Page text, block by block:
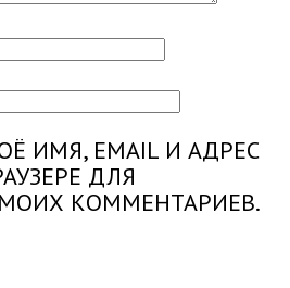
ИМЯ, EMAIL И АДРЕС
ДЛЯ
КОММЕНТАРИЕВ.